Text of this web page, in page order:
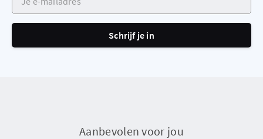
Schrijf je in
Aanbevolen voor jou